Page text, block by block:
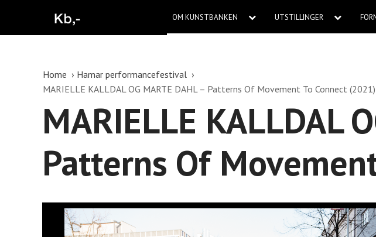
OM KUNSTBANKEN UTSTILLINGER
Home
Hamar performancefestival
MARIELLE KALLDAL OG MARTE DAHL – Patterns Of Movement To Connect (2021)
MARIELLE KALLDAL
Patterns Of